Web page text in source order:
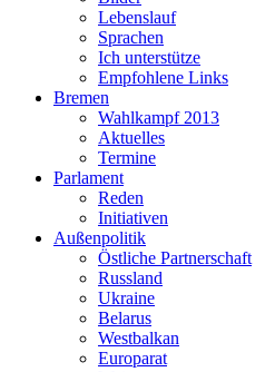
Lebenslauf
Sprachen
Ich unterstütze
Empfohlene Links
Bremen
Wahlkampf 2013
Aktuelles
Termine
Parlament
Reden
Initiativen
Außenpolitik
Östliche Partnerschaft
Russland
Ukraine
Belarus
Westbalkan
Europarat